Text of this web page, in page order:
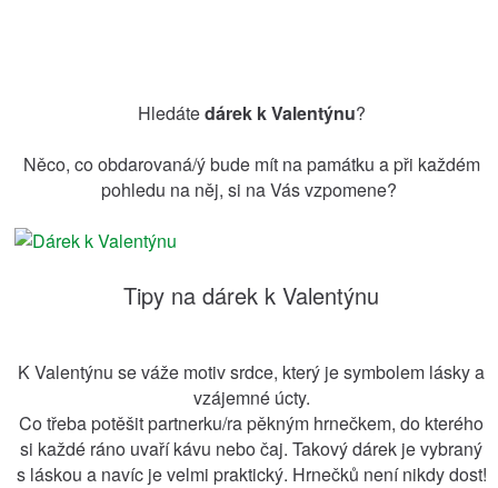
Hledátedárek k Valentýnu?
Něco, co obdarovaná/ý bude mít na památku a při každém
pohledu na něj, si na Vás vzpomene?
Tipy na dárek k Valentýnu
K Valentýnu se váže motiv srdce, který je symbolem lásky a
vzájemné úcty.
Co třeba potěšit partnerku/ra pěkným hrnečkem, do kterého
si každé ráno uvaří kávu nebo čaj. Takový dárek je vybraný
s láskou a navíc je velmi praktický. Hrnečků není nikdy dost!